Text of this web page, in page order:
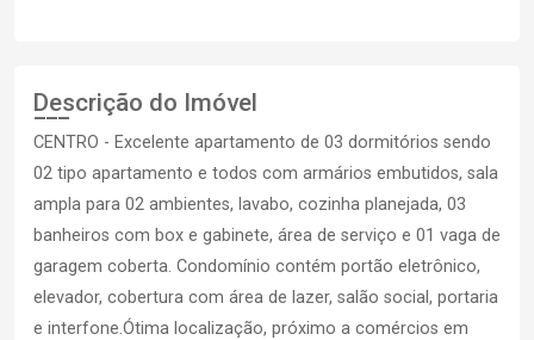
Descrição do Imóvel
CENTRO - Excelente apartamento de 03 dormitórios sendo
02 tipo apartamento e todos com armários embutidos, sala
ampla para 02 ambientes, lavabo, cozinha planejada, 03
banheiros com box e gabinete, área de serviço e 01 vaga de
garagem coberta. Condomínio contém portão eletrônico,
elevador, cobertura com área de lazer, salão social, portaria
e interfone.Ótima localização, próximo a comércios em